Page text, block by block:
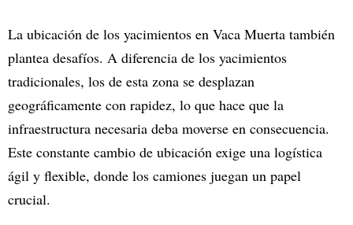
La ubicación de los yacimientos en Vaca Muerta también
plantea desafíos. A diferencia de los yacimientos
tradicionales, los de esta zona se desplazan
geográficamente con rapidez, lo que hace que la
infraestructura necesaria deba moverse en consecuencia.
Este constante cambio de ubicación exige una logística
ágil y flexible, donde los camiones juegan un papel
crucial.